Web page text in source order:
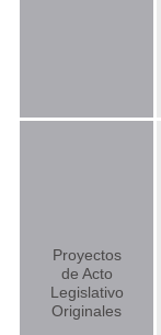
Proyectos
de Acto
Legislativo
Originales